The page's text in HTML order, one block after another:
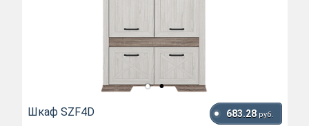
Шкаф SZF4D 683.28 руб.